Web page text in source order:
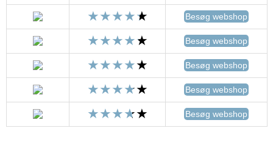
Besøg webshop
Besøg webshop
Besøg webshop
Besøg webshop
Besøg webshop